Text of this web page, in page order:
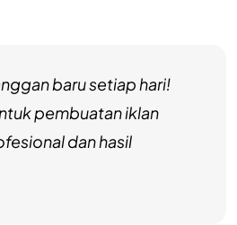
baru setiap hari!
pembuatan iklan
dan hasil